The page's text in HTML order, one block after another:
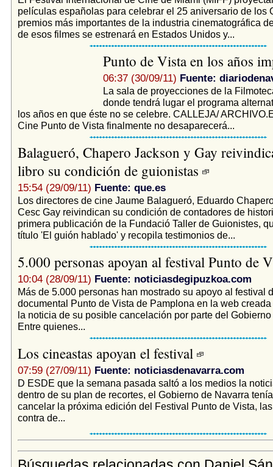
películas españolas para celebrar el 25 aniversario de los
premios más importantes de la industria cinematográfica
de esos filmes se estrenará en Estados Unidos y...
Punto de Vista en los años
06:37 (30/09/11) Fuente:
La sala de proyecciones de la
donde tendrá lugar el programa
los años en que éste no se celebre. CALLEJA/
Cine Punto de Vista finalmente no desaparecerá...
Balagueró, Chapero Jackson y Gay
libro su condición de guionistas
15:54 (29/09/11) Fuente: que.es
Los directores de cine Jaume Balagueró, Eduardo
Cesc Gay reivindican su condición de contadores de
primera publicación de la Fundació Taller de Guionistes,
título 'El guión hablado' y recopila testimonios de...
5.000 personas apoyan al festival Punto de
10:04 (28/09/11) Fuente: noticiasdegipuzkoa.com
Más de 5.000 personas han mostrado su apoyo al festival
documental Punto de Vista de Pamplona en la web
la noticia de su posible cancelación por parte del
Entre quienes...
Los cineastas apoyan el festival
07:59 (27/09/11) Fuente: noticiasdenavarra.com
D ESDE que la semana pasada saltó a los medios la
dentro de su plan de recortes, el Gobierno de Navarra
cancelar la próxima edición del Festival Punto de Vista,
contra de...